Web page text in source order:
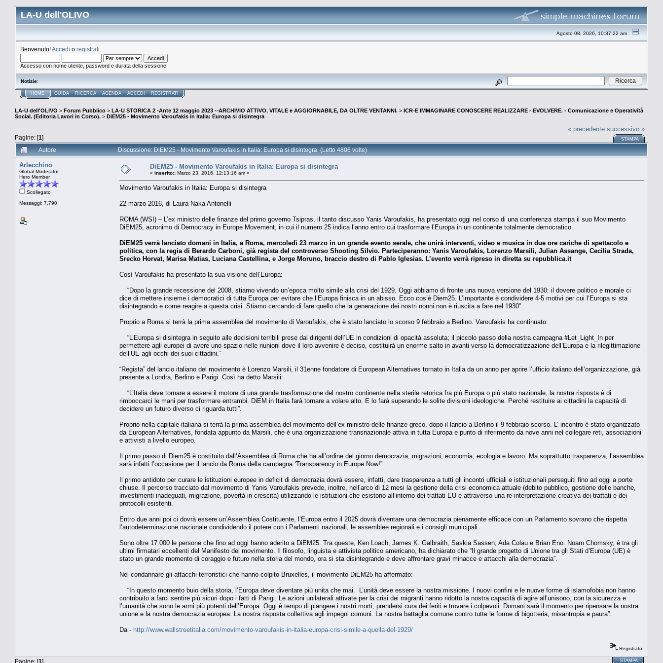
LA-U dell'OLIVO
Agosto 08, 2026, 10:37:22 am
Benvenuto!Accedi o registrati
Accesso con nome utente, password e durata della sessione
Notizie:
HOME GUIDA RICERCA AGENDA ACCEDI REGISTRATI
LA-U dell'OLIVO > Forum Pubblico > LA-U STORICA 2 -Ante 12 maggio 2023 --ARCHIVIO ATTIVO, VITALE e AGGIORNABILE, DA OLTRE VENTANNI. > ICR-E IMMAGINARE CONOSCERE REALIZZARE - EVOLVERE. - Comunicazione e Operatività
Social. (Editoria Lavori in Corso). > DiEM25 - Movimento Varoufakis in Italia: Europa si disintegra
Pagine: [1]
« precedente successivo »
STAMPA
Autore Discussione: DiEM25 - Movimento Varoufakis in Italia: Europa si disintegra (Letto 4806 volte)
Arlecchino
Global Moderator
Hero Member
Scollegato
Messaggi: 7.790
DiEM25 - Movimento Varoufakis in Italia: Europa si disintegra
« inserito:: Marzo 23, 2016, 12:13:16 am »
Movimento Varoufakis in Italia: Europa si disintegra
22 marzo 2016, di Laura Naka Antonelli
ROMA (WSI) – L’ex ministro delle finanze del primo governo Tsipras, il tanto discusso Yanis Varoufakis, ha presentato oggi nel corso di una conferenza stampa il suo Movimento
DiEM25, acronimo di Democracy in Europe Movement, in cui il numero 25 indica l’anno entro cui trasformare l’Europa in un continente totalmente democratico.
DiEM25 verrà lanciato domani in Italia, a Roma, mercoledì 23 marzo in un grande evento serale, che unirà interventi, video e musica in due ore cariche di spettacolo e
politica, con la regia di Berardo Carboni, già regista del controverso Shooting Silvio. Parteciperanno: Yanis Varoufakis, Lorenzo Marsili, Julian Assange, Cecilia Strada,
Srecko Horvat, Marisa Matias, Luciana Castellina, e Jorge Moruno, braccio destro di Pablo Iglesias. L’evento verrà ripreso in diretta su repubblica.it
Così Varoufakis ha presentato la sua visione dell’Europa:
“Dopo la grande recessione del 2008, stiamo vivendo un’epoca molto simile alla crisi del 1929. Oggi abbiamo di fronte una nuova versione del 1930: il dovere politico e morale ci
dice di mettere insieme i democratici di tutta Europa per evitare che l’Europa finisca in un abisso. Ecco cos’è Diem25. L’importante è condividere 4-5 motivi per cui l’Europa si sta
disintegrando e come reagire a questa crisi. Stiamo cercando di fare quello che la generazione dei nostri nonni non è riuscita a fare nel 1930”.
Proprio a Roma si terrà la prima assemblea del movimento di Varoufakis, che è stato lanciato lo scorso 9 febbraio a Berlino. Varoufakis ha continuato:
“L’Europa si disintegra in seguito alle decisioni terribili prese dai dirigenti dell’UE in condizioni di opacità assoluta; il piccolo passo della nostra campagna #Let_Light_In per
permettere agli europei di avere uno spazio nelle riunioni dove il loro avvenire è deciso, costituirà un enorme salto in avanti verso la democratizzazione dell’Europa e la rilegittimazione
dell’UE agli occhi dei suoi cittadini.”
“Regista” del lancio italiano del movimento è Lorenzo Marsili, il 31enne fondatore di European Alternatives tornato in Italia da un anno per aprire l’ufficio italiano dell’organizzazione, già
presente a Londra, Berlino e Parigi. Così ha detto Marsili:
“L’Italia deve tornare a essere il motore di una grande trasformazione del nostro continente nella sterile retorica fra più Europa o più stato nazionale, la nostra risposta è di
rimboccarci le mani per trasformare entrambi. DiEM in Italia farà tornare a volare alto. E lo farà superando le solite divisioni ideologiche. Perché restituire ai cittadini la capacità di
decidere un futuro diverso ci riguarda tutti”.
Proprio nella capitale italiana si terrà la prima assemblea del movimento dell’ex ministro delle finanze greco, dopo il lancio a Berlino il 9 febbraio scorso. L’ incontro è stato organizzato
da European Alternatives, fondata appunto da Marsili, che è una organizzazione transnazionale attiva in tutta Europa e punto di riferimento da nove anni nel collegare reti, associazioni
e attivisti a livello europeo.
Il primo passo di Diem25 è costituito dall’Assemblea di Roma che ha all’ordine del giorno democrazia, migrazioni, economia, ecologia e lavoro. Ma soprattutto trasparenza, l’assemblea
sarà infatti l’occasione per il lancio da Roma della campagna ‘Transparency in Europe Now!”
Il primo antidoto per curare le istituzioni europee in deficit di democrazia dovrà essere, infatti, dare trasparenza a tutti gli incontri ufficiali e istituzionali perseguiti fino ad oggi a porte
chiuse. Il percorso tracciato dal movimento di Yanis Varoufakis prevede, inoltre, nell’arco di 12 mesi la gestione della crisi economica attuale (debito pubblico, gestione delle banche,
investimenti inadeguati, migrazione, povertà in crescita) utilizzando le istituzioni che esistono all’interno dei trattati EU e attraverso una re-interpretazione creativa dei trattati e dei
protocolli esistenti.
Entro due anni poi ci dovrà essere un’Assemblea Costituente, l’Europa entro il 2025 dovrà diventare una democrazia pienamente efficace con un Parlamento sovrano che rispetta
l’autodeterminazione nazionale condividendo il potere con i Parlamenti nazionali, le assemblee regionali e i consigli municipali.
Sono oltre 17.000 le persone che fino ad oggi hanno aderito a DiEM25. Tra queste, Ken Loach, James K. Galbraith, Saskia Sassen, Ada Colau e Brian Eno. Noam Chomsky, è tra gli
ultimi firmatari eccellenti del Manifesto del movimento. Il filosofo, linguista e attivista politico americano, ha dichiarato che “Il grande progetto di Unione tra gli Stati d’Europa (UE) è
stato un grande momento di coraggio e futuro nella storia del mondo, ora si sta disintegrando e deve affrontare gravi minacce e attacchi alla democrazia”.
Nel condannare gli attacchi terroristici che hanno colpito Bruxelles, il movimento DiEM25 ha affermato:
“In questo momento buio della storia, l’Europa deve diventare più unita che mai. L’unità deve essere la nostra missione. I nuovi confini e le nuove forme di islamofobia non hanno
contribuito a farci sentire più sicuri dopo i fatti di Parigi. Le azioni unilaterali attivate per la crisi dei migranti hanno ridotto la nostra capacità di agire all’unisono, con la sicurezza e
l’umanità che sono le armi più potenti dell’Europa. Oggi è tempo di piangere i nostri morti, prendersi cura dei feriti e trovare i colpevoli. Domani sarà il momento per ripensare la nostra
unione e la nostra democrazia europea. La nostra risposta collettiva agli impegni comuni. La nostra battaglia comune contro tutte le forme di bigotteria, misantropia e paura”.
Da - http://www.wallstreetitalia.com/movimento-varoufakis-in-italia-europa-crisi-simile-a-quella-del-1929/
Registrato
Pagine: [1] STAMPA